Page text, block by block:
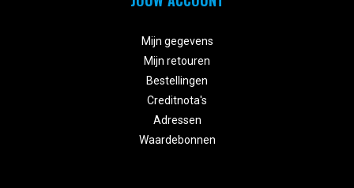
Mijn gegevens
Mijn retouren
Bestellingen
Creditnota's
Adressen
Waardebonnen